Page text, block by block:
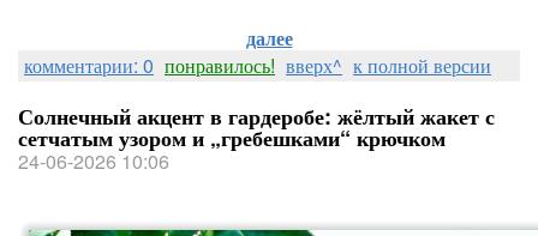
далее
комментарии: 0 понравилось! вверх^ к полной версии
Солнечный акцент в гардеробе: жёлтый жакет с
сетчатым узором и „гребешками“ крючком
24-06-2026 10:06